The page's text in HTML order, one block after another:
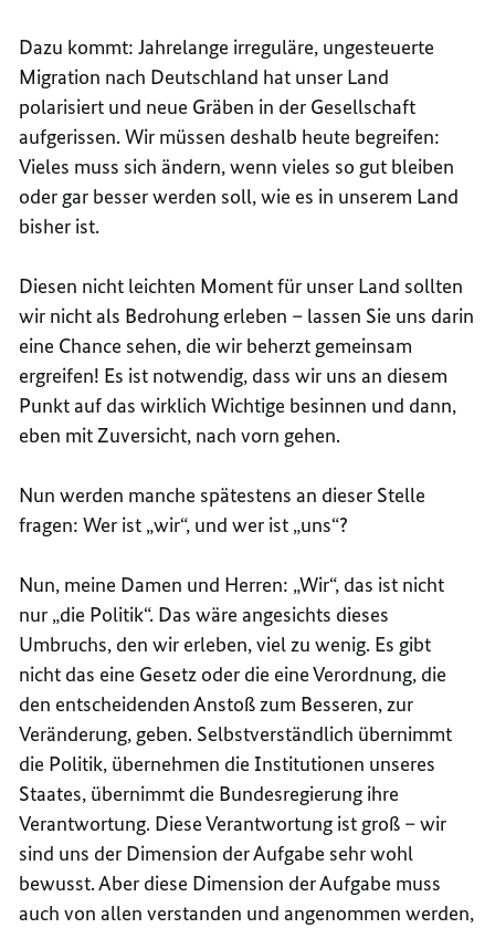
Dazu kommt: Jahrelange irreguläre, ungesteuerte
Migration nach Deutschland hat unser Land
polarisiert und neue Gräben in der Gesellschaft
aufgerissen. Wir müssen deshalb heute begreifen:
Vieles muss sich ändern, wenn vieles so gut bleiben
oder gar besser werden soll, wie es in unserem Land
bisher ist.
Diesen nicht leichten Moment für unser Land sollten
wir nicht als Bedrohung erleben – lassen Sie uns darin
eine Chance sehen, die wir beherzt gemeinsam
ergreifen! Es ist notwendig, dass wir uns an diesem
Punkt auf das wirklich Wichtige besinnen und dann,
eben mit Zuversicht, nach vorn gehen.
Nun werden manche spätestens an dieser Stelle
fragen: Wer ist „wir“, und wer ist „uns“?
Nun, meine Damen und Herren: „Wir“, das ist nicht
nur „die Politik“. Das wäre angesichts dieses
Umbruchs, den wir erleben, viel zu wenig. Es gibt
nicht das eine Gesetz oder die eine Verordnung, die
den entscheidenden Anstoß zum Besseren, zur
Veränderung, geben. Selbstverständlich übernimmt
die Politik, übernehmen die Institutionen unseres
Staates, übernimmt die Bundesregierung ihre
Verantwortung. Diese Verantwortung ist groß – wir
sind uns der Dimension der Aufgabe sehr wohl
bewusst. Aber diese Dimension der Aufgabe muss
auch von allen verstanden und angenommen werden,